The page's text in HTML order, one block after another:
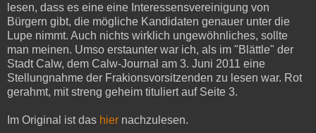
lesen, dass es eine eine Interessensvereinigung von
Bürgern gibt, die mögliche Kandidaten genauer unter die
Lupe nimmt. Auch nichts wirklich ungewöhnliches, sollte
man meinen. Umso erstaunter war ich, als im "Blättle" der
Stadt Calw, dem Calw-Journal am 3. Juni 2011 eine
Stellungnahme der Frakionsvorsitzenden zu lesen war. Rot
gerahmt, mit streng geheim tituliert auf Seite 3.
Im Original ist das hier nachzulesen.